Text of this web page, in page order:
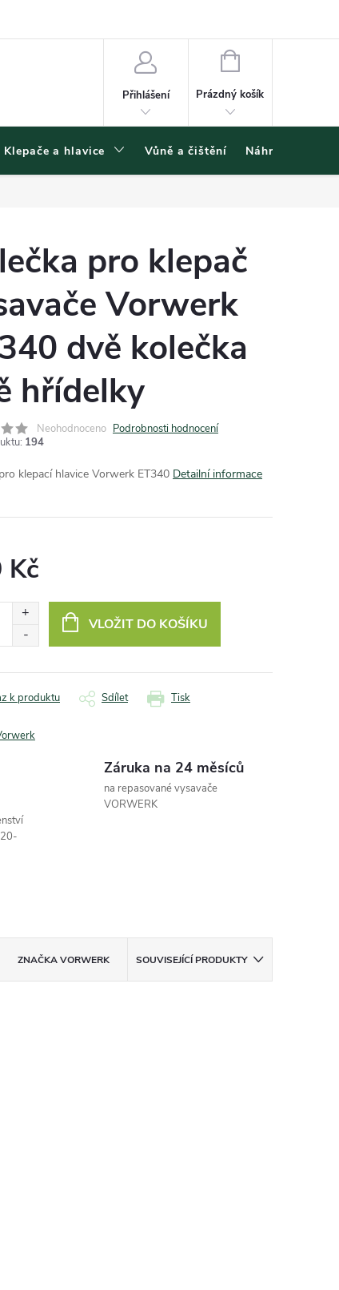
Přihlášení
NÁKUPNÍ
Prázdný košík
Klepače a hlavice Vůně a čištění Náhradní díly
pro klepač
Vorwerk
dvě kolečka
hřídelky
Neohodnoceno Podrobnosti hodnocení
194
klepací hlavice Vorwerk ET340 Detailní informace
Kč
VLOŽIT DO KOŠÍKU
Tisk
k produktu Sdílet
Záruka na 24 měsíců
na repasované vysavače
VORWERK
ZNAČKAVORWERK SOUVISEJÍCÍ PRODUKTY